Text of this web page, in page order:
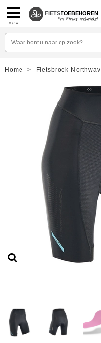
Menu
FIETSTOEBEHOREN
Home > Fietsbroek